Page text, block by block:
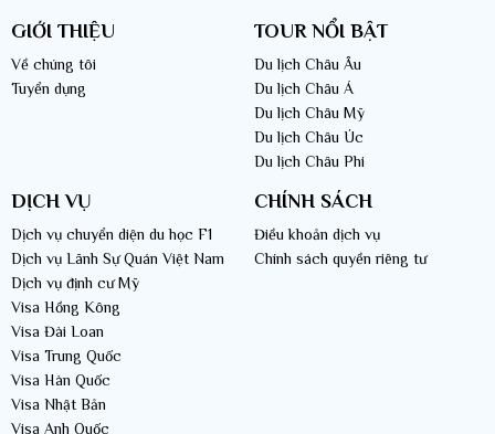
GIỚI THIỆU
Về chúng tôi
Tuyển dụng
TOUR NỔI BẬT
Du lịch Châu Âu
Du lịch Châu Á
Du lịch Châu Mỹ
Du lịch Châu Úc
Du lịch Châu Phi
DỊCH VỤ
Dịch vụ chuyển diện du học F1
Dịch vụ Lãnh Sự Quán Việt Nam
Dịch vụ định cư Mỹ
Visa Hồng Kông
Visa Đài Loan
Visa Trung Quốc
Visa Hàn Quốc
Visa Nhật Bản
Visa Anh Quốc
CHÍNH SÁCH
Điều khoản dịch vụ
Chính sách quyền riêng tư